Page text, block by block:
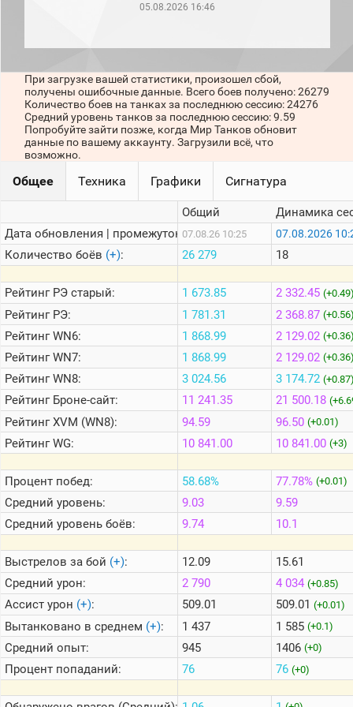
месяц)
игроков
последние
сессии)
Топ
1000
Кланы
Статистика
стримеров
Информация
Онлайн
Цветовая
шкала
Теlegram
ВК
Портал
Мира
Танков
05.08.2026 16:46
При загрузке вашей статистики, произошел сбой,
получены ошибочные данные. Всего боев получено: 26279
Количество боев на танках за последнюю сессию: 24276
Средний уровень танков за последнюю сессию: 9.59
Попробуйте зайти позже, когда Мир Танков обновит
данные по вашему аккаунту. Загрузили всё, что
возможно.
Общее Техника Графики Сигнатура
Дата обновления | промежуток:
Количество боёв (+):
РейтингРЭ старый:
РейтингРЭ:
РейтингWN6:
РейтингWN7:
РейтингWN8:
РейтингБроне-сайт:
РейтингXVM (WN8):
РейтингWG:
Процент побед:
Средний уровень:
Средний уровень боёв:
Выстрелов за бой (+):
Средний урон:
Ассист урон (+):
Вытанковано в среднем (+):
Средний опыт:
Процент попаданий:
Общий
07.08.26 10:25
26 279
1 673.85
1 781.31
1 868.99
1 868.99
3 024.56
11 241.35
94.59
10 841.00
58.68%
9.03
9.74
12.09
2 790
509.01
1 437
945
76
Динамика
07.08.2026
18
2 332.45
2 368.87
2 129.02
2 129.02
3 174.72
21 500.18
96.50 (+0.01)
10 841.00 (+3)
77.78% (+0.01)
9.59
10.1
15.61
4 034 (+0.85)
509.01 (+0.01)
1 585 (+0.1)
1406 (+0)
76 (+0)